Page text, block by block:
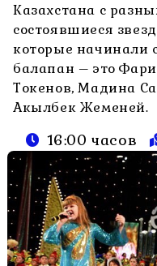
Казахстана с
состоявшиеся
которые начинали
балапан – это
Токенов, Мадина
Акылбек Жеменей.
16:00 часов